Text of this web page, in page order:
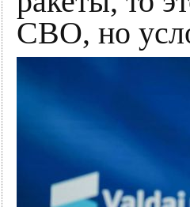
СВО, но